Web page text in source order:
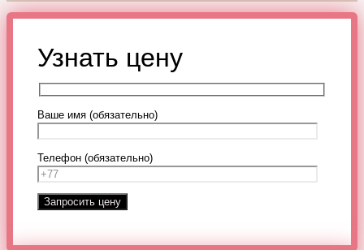
Узнать цену
Ваше имя (обязательно)
Телефон (обязательно)